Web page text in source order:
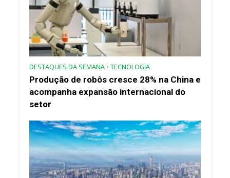
DESTAQUES DA SEMANA • TECNOLOGIA
Produção de robôs cresce 28% na China e
acompanha expansão internacional do
setor